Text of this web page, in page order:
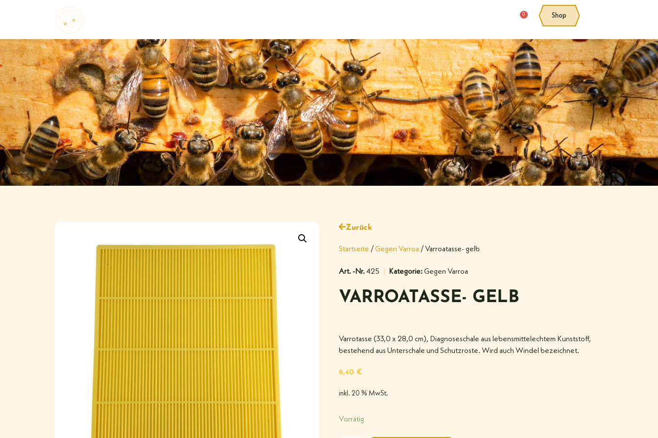
0 Shop
Zurück
Startseite /Gegen Varroa / Varroatasse- gelb
Art. -Nr.425 Kategorie:Gegen Varroa
VARROATASSE- GELB
Varrotasse (33,0 x 28,0 cm), Diagnoseschale aus lebensmittelechtem Kunststoff,
bestehend aus Unterschale und Schutzroste. Wird auch Windel bezeichnet.
6,40 €
inkl. 20 % MwSt.
Vorrätig